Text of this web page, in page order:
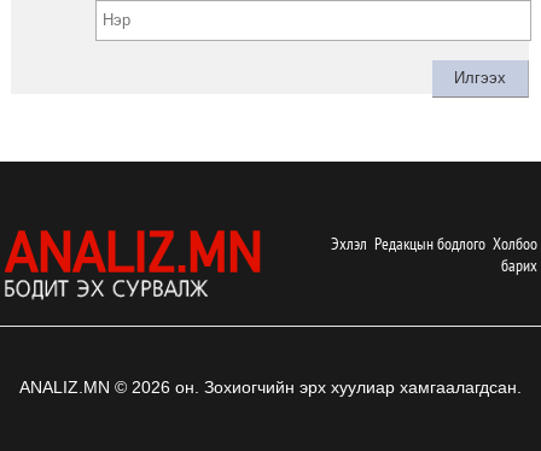
Эхлэл Редакцын бодлого Холбоо
барих
ANALIZ.MN © 2026 он. Зохиогчийн эрх хуулиар хамгаалагдсан.